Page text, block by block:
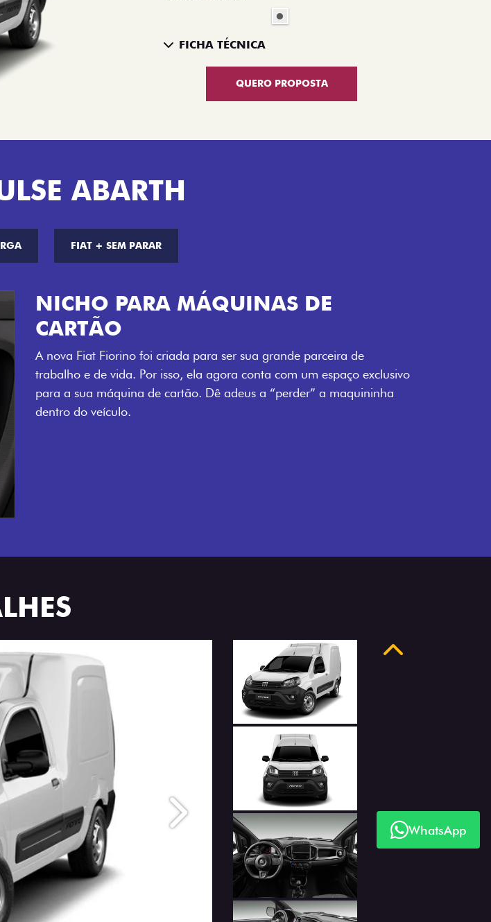
FICHA TÉCNICA
QUERO PROPOSTA
ABARTH
FIAT + SEM PARAR
CHAVE COM TELECOMANDO
Agora, a chave da sua nova Fiorino pode abrir o veículo também à
distância, e não mais somente pela fechadura. São detalhes como
esse que trazem ainda mais fluidez para o seu dia de trabalho.
Próximo
Anterior
WhatsApp